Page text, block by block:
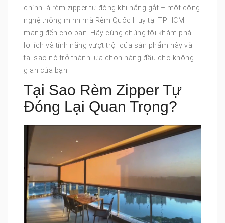
chính là rèm zipper tự đóng khi nắng gắt – một công
nghệ thông minh mà Rèm Quốc Huy tại TP.HCM
mang đến cho bạn. Hãy cùng chúng tôi khám phá
lợi ích và tính năng vượt trội của sản phẩm này và
tại sao nó trở thành lựa chọn hàng đầu cho không
gian của bạn.
Tại Sao Rèm Zipper Tự
Đóng Lại Quan Trọng?